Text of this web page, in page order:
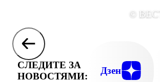
©
СЛЕДИТЕ ЗА
НОВОСТЯМИ:
Дзен